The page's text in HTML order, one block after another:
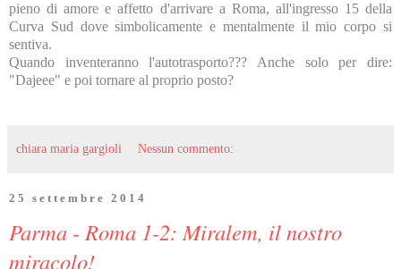
pieno di amore e affetto d'arrivare a Roma, all'ingresso 15 della
Curva Sud dove simbolicamente e mentalmente il mio corpo si
sentiva.
Quando inventeranno l'autotrasporto??? Anche solo per dire:
"Dajeee" e poi tornare al proprio posto?
chiara maria gargioli Nessun commento:
25 settembre 2014
Parma - Roma 1-2: Miralem, il nostro
miracolo!